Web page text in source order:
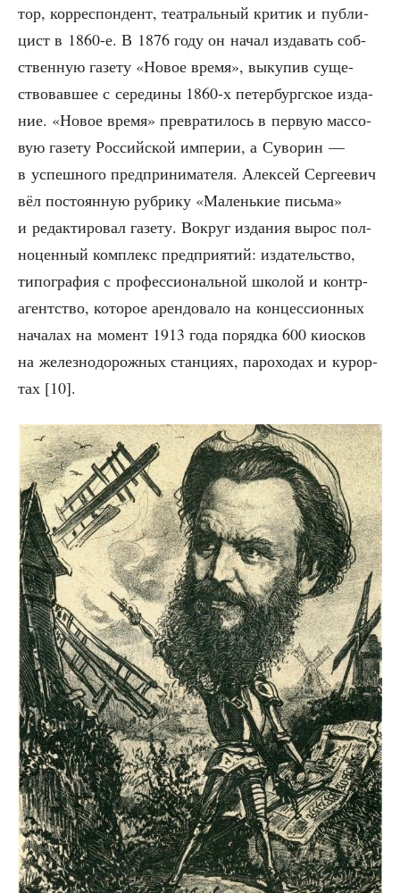
тор, кор­ре­спон­дент, теат­раль­ный кри­тик и пуб­ли­
цист в 1860‑е. В 1876 году он начал изда­вать соб­
ствен­ную газе­ту «Новое вре­мя», выку­пив суще­
ство­вав­шее с сере­ди­ны 1860‑х петер­бург­ское изда­
ние. «Новое вре­мя» пре­вра­ти­лось в первую мас­со­
вую газе­ту Рос­сий­ской импе­рии, а Суво­рин —
в успеш­но­го пред­при­ни­ма­те­ля. Алек­сей Сер­ге­е­вич
вёл посто­ян­ную руб­ри­ку «Малень­кие пись­ма»
и редак­ти­ро­вал газе­ту. Вокруг изда­ния вырос пол­
но­цен­ный ком­плекс пред­при­я­тий: изда­тель­ство,
типо­гра­фия с про­фес­си­о­наль­ной шко­лой и контр­
агент­ство, кото­рое арен­до­ва­ло на кон­цес­си­он­ных
нача­лах на момент 1913 года поряд­ка 600 киос­ков
на желез­но­до­рож­ных стан­ци­ях, паро­хо­дах и курор­
тах [10].